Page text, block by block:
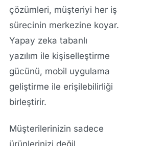
çözümleri, müşteriyi her iş
sürecinin merkezine koyar.
Yapay zeka tabanlı
yazılım ile kişiselleştirme
gücünü, mobil uygulama
geliştirme ile erişilebilirliği
birleştirir.
Müşterilerinizin sadece